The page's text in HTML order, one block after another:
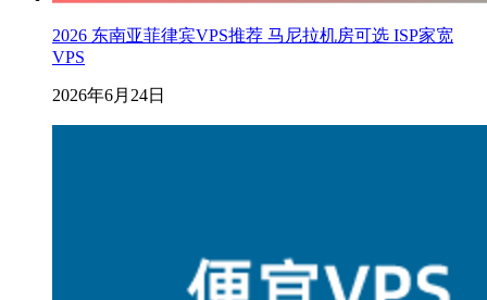
2026 东南亚菲律宾VPS推荐 马尼拉机房可选 ISP家宽
VPS
2026年6月24日